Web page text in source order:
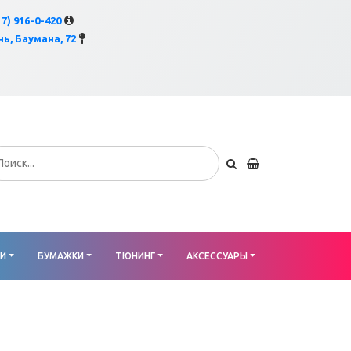
916-0-420
Баумана, 72
БУМАЖКИ ТЮНИНГ АКСЕССУАРЫ